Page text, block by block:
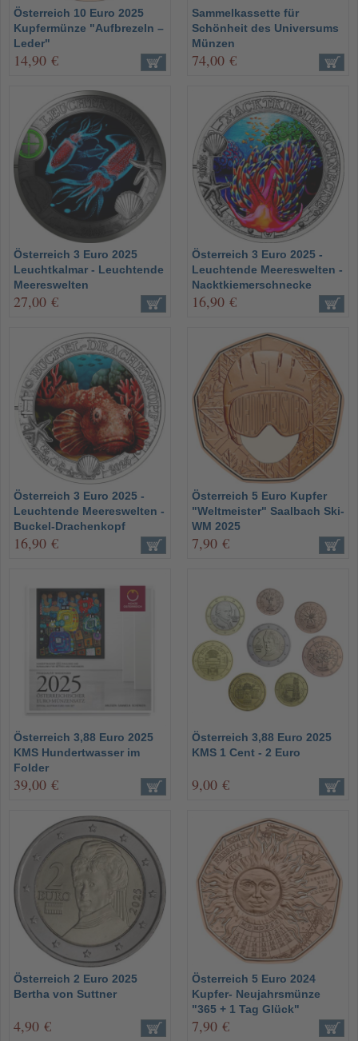
Österreich 10 Euro 2025
Kupfermünze "Aufbrezeln –
Leder"
14,90 €
Sammelkassette für
Schönheit des Universums
Münzen
74,00 €
Österreich 3 Euro 2025
Leuchtkalmar - Leuchtende
Meereswelten
27,00 €
Österreich 3 Euro 2025 -
Leuchtende Meereswelten -
Nacktkiemerschnecke
16,90 €
Österreich 3 Euro 2025 -
Leuchtende Meereswelten -
Buckel-Drachenkopf
16,90 €
Österreich 5 Euro Kupfer
"Weltmeister" Saalbach Ski-
WM 2025
7,90 €
Österreich 3,88 Euro 2025
KMS Hundertwasser im
Folder
39,00 €
Österreich 3,88 Euro 2025
KMS 1 Cent - 2 Euro
9,00 €
Österreich 2 Euro 2025
Bertha von Suttner
4,90 €
Österreich 5 Euro 2024
Kupfer- Neujahrsmünze
"365 + 1 Tag Glück"
7,90 €